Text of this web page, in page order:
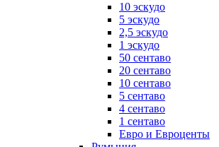
10 эскудо
5 эскудо
2,5 эскудо
1 эскудо
50 сентаво
20 сентаво
10 сентаво
5 сентаво
4 сентаво
1 сентаво
Евро и Евроценты